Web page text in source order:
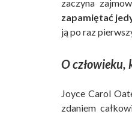
zaczyna
zapamiętać
ją po raz
O człowieku,
Joyce Carol
zdaniem